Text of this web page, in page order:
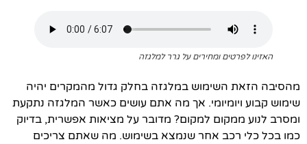
האזינו לפרטים ומחירים על גרר למלגזה
מהסיבה הזאת השימוש במלגזה בחלק גדול מהמקרים יהיה
שימוש קבוע ויומיומי. אך מה אתם עושים כאשר המלגזה נתקעת
ומסרב לנוע ממקום למקום? מדובר על מציאות אפשרית, בדיוק
כמו בכל כלי רכב אחר שנמצא בשימוש. מה שאתם צריכים